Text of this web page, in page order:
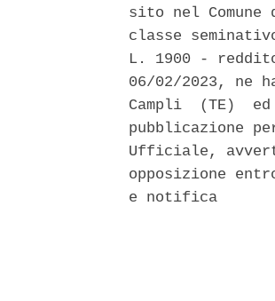
sito nel
classe
L. 1900 -
06/02/2023, ne
Campli  (TE)
pubblicazione
Ufficiale,
opposizione
e notifica